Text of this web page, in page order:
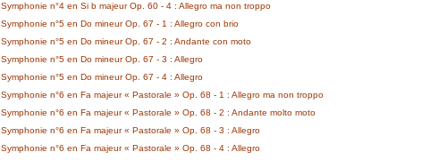
Symphonie n°4 en Si b majeur Op. 60 - 4 : Allegro ma non troppo
Symphonie n°5 en Do mineur Op. 67 - 1 : Allegro con brio
Symphonie n°5 en Do mineur Op. 67 - 2 : Andante con moto
Symphonie n°5 en Do mineur Op. 67 - 3 : Allegro
Symphonie n°5 en Do mineur Op. 67 - 4 : Allegro
Symphonie n°6 en Fa majeur « Pastorale » Op. 68 - 1 : Allegro ma non troppo
Symphonie n°6 en Fa majeur « Pastorale » Op. 68 - 2 : Andante molto moto
Symphonie n°6 en Fa majeur « Pastorale » Op. 68 - 3 : Allegro
Symphonie n°6 en Fa majeur « Pastorale » Op. 68 - 4 : Allegro